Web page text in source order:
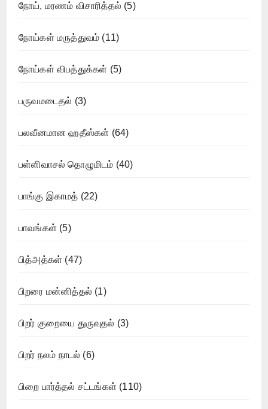
நோய், மரணம் விசாரித்தல் (5)
நோய்கள் மருத்துவம் (11)
நோய்கள் விபத்துக்கள் (5)
பருவமடைதல் (3)
பலவீனமான ஹதீஸ்கள் (64)
பள்ளிவாசல் தொழுமிடம் (40)
பாங்கு இகாமத் (22)
பாவங்கள் (5)
பித்அத்கள் (47)
பிறரை மன்னித்தல் (1)
பிறர் குறையை துருவுதல் (3)
பிறர் நலம் நாடல் (6)
பிறை பார்த்தல் சட்டங்கள் (110)